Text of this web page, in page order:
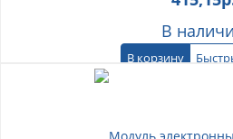
В
В корзину